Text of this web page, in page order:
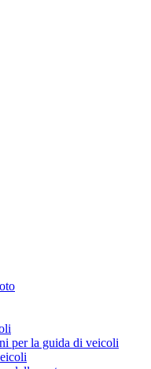
per la guida di veicoli